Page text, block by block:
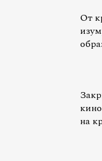
От
на